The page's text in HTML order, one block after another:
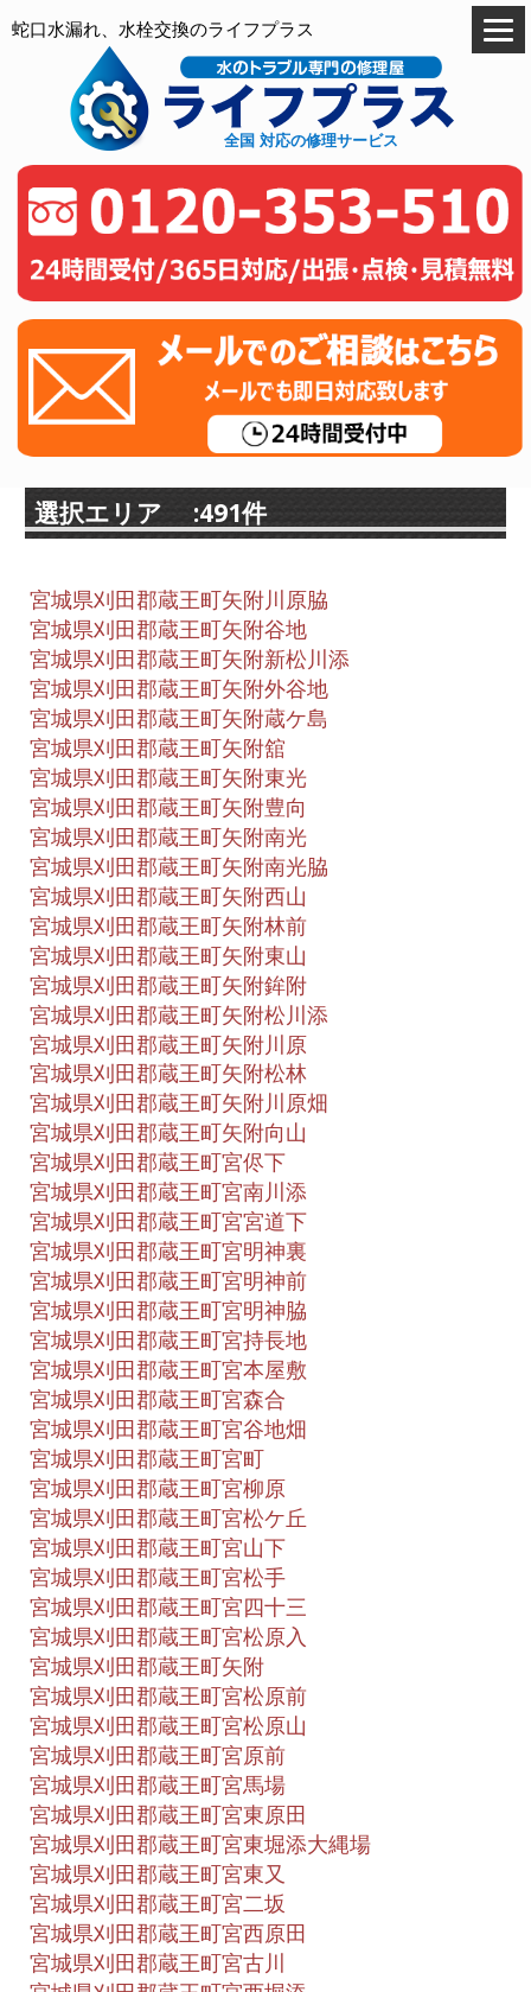
蛇口水漏れ、水栓交換のライフプラス
全国 対応の修理サービス
選択エリア :491件
宮城県刈田郡蔵王町矢附川原脇
宮城県刈田郡蔵王町矢附谷地
宮城県刈田郡蔵王町矢附新松川添
宮城県刈田郡蔵王町矢附外谷地
宮城県刈田郡蔵王町矢附蔵ケ島
宮城県刈田郡蔵王町矢附舘
宮城県刈田郡蔵王町矢附東光
宮城県刈田郡蔵王町矢附豊向
宮城県刈田郡蔵王町矢附南光
宮城県刈田郡蔵王町矢附南光脇
宮城県刈田郡蔵王町矢附西山
宮城県刈田郡蔵王町矢附林前
宮城県刈田郡蔵王町矢附東山
宮城県刈田郡蔵王町矢附鉾附
宮城県刈田郡蔵王町矢附松川添
宮城県刈田郡蔵王町矢附川原
宮城県刈田郡蔵王町矢附松林
宮城県刈田郡蔵王町矢附川原畑
宮城県刈田郡蔵王町矢附向山
宮城県刈田郡蔵王町宮侭下
宮城県刈田郡蔵王町宮南川添
宮城県刈田郡蔵王町宮宮道下
宮城県刈田郡蔵王町宮明神裏
宮城県刈田郡蔵王町宮明神前
宮城県刈田郡蔵王町宮明神脇
宮城県刈田郡蔵王町宮持長地
宮城県刈田郡蔵王町宮本屋敷
宮城県刈田郡蔵王町宮森合
宮城県刈田郡蔵王町宮谷地畑
宮城県刈田郡蔵王町宮町
宮城県刈田郡蔵王町宮柳原
宮城県刈田郡蔵王町宮松ケ丘
宮城県刈田郡蔵王町宮山下
宮城県刈田郡蔵王町宮松手
宮城県刈田郡蔵王町宮四十三
宮城県刈田郡蔵王町宮松原入
宮城県刈田郡蔵王町矢附
宮城県刈田郡蔵王町宮松原前
宮城県刈田郡蔵王町宮松原山
宮城県刈田郡蔵王町宮原前
宮城県刈田郡蔵王町宮馬場
宮城県刈田郡蔵王町宮東原田
宮城県刈田郡蔵王町宮東堀添大縄場
宮城県刈田郡蔵王町宮東又
宮城県刈田郡蔵王町宮二坂
宮城県刈田郡蔵王町宮西原田
宮城県刈田郡蔵王町宮古川